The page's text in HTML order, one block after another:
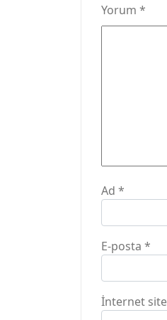
Yorum *
Ad *
E-posta *
İnternet